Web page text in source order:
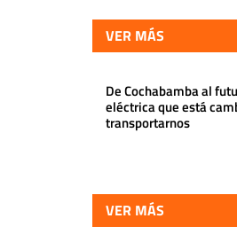
VER MÁS
De Cochabamba al
eléctrica que está
transportarnos
VER MÁS